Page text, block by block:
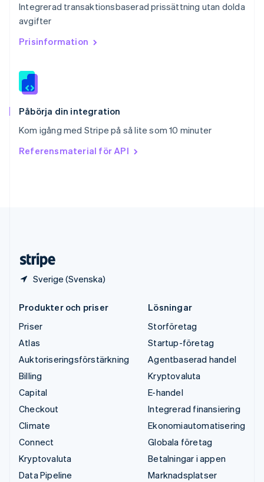
Integrerad transaktionsbaserad prissättning utan dolda
avgifter
Prisinformation
Påbörja din integration
Kom igång med Stripe på så lite som 10 minuter
Referensmaterial för API
Sverige (Svenska)
English
Slovenien
English Italiano
Storbritannien
Sverige
SvenskaEnglish
ไทยEnglish
English
Produkter och priser
Priser
Atlas
Auktoriseringsförstärkning
Billing
Capital
Checkout
Climate
Connect
Kryptovaluta
Data Pipeline
Lösningar
Storföretag
Startup-företag
Agentbaserad handel
Kryptovaluta
E-handel
Integrerad finansiering
Ekonomiautomatisering
Globala företag
Betalningar i appen
Marknadsplatser